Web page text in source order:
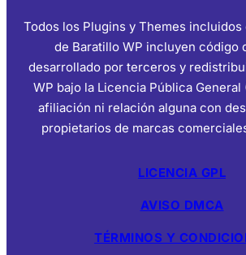
Todos los Plugins y Themes
de Baratillo WP incluyen código
desarrollado por terceros y
WP bajo la Licencia Pública General
afiliación ni relación alguna con
propietarios de marcas
LICENCIA GPL
AVISO DMCA
TÉRMINOS Y